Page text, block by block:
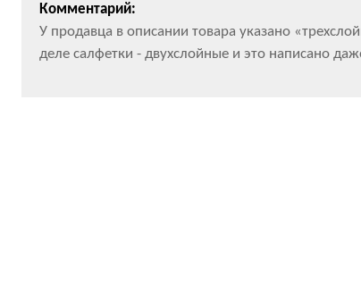
Комментарий:
У продавца в описании товара указано
деле салфетки - двухслойные и это написано